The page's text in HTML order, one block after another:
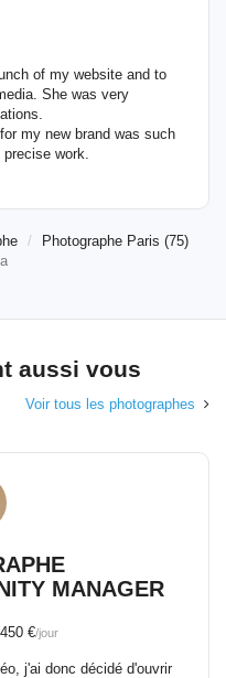
of my website and to
She was very
my new brand was such
work.
Photographe Paris (75)
aussi vous
Voir tous les photographes
MANAGER
€/jour
j'ai donc décidé d'ouvrir